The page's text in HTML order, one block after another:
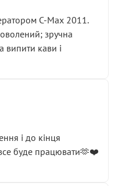
C-Max 2011.
зручна
випити кави і
і до кінця
буде працювати🫶❤️